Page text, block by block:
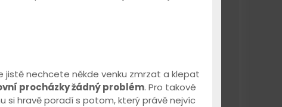
jistě nechcete někde venku zmrzat a klepat
procházky žádný problém. Pro takové
si hravě poradí s potom, který právě nejvíc